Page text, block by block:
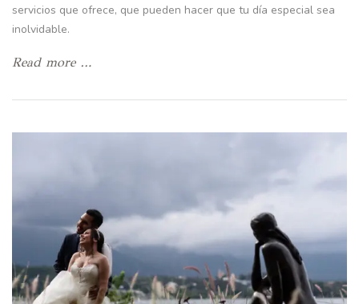
servicios que ofrece, que pueden hacer que tu día especial sea
inolvidable.
Read more …